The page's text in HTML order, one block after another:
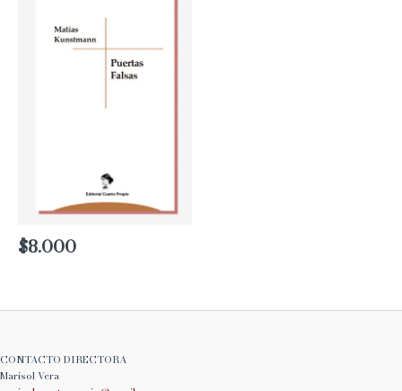
$8.000
CONTACTO DIRECTORA
Marisol Vera